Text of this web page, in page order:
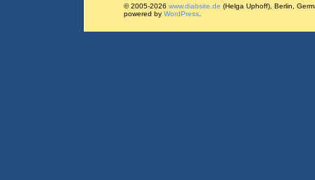
© 2005-2026 www.diabsite.de (Helga Uphoff), Berlin,
powered by WordPress.